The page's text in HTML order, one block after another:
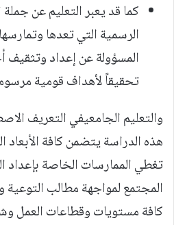
كما قد يعبر التعليم عن جملة
الرسمية التي تعدها
المسؤولة عن إعداد وتثقيف
تحقيقاً لأهداف قومية
والتعليم الجامعيفي التعريف
هذه الدراسة يتضمن كافة الأبعاد
تغطي الممارسات الخاصة بإعداد
المجتمع لمواجهة مطالب التوعية
كافة مستويات وقطاعات العمل